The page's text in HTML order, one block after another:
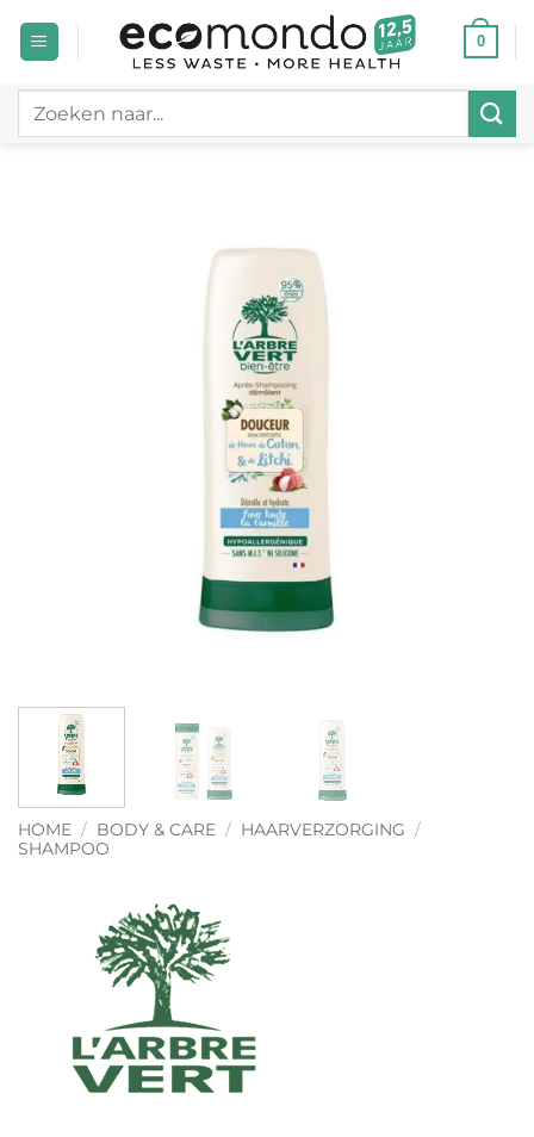
naar
0
Zoeken
HOME / BODY & CARE / HAARVERZORGING /
SHAMPOO